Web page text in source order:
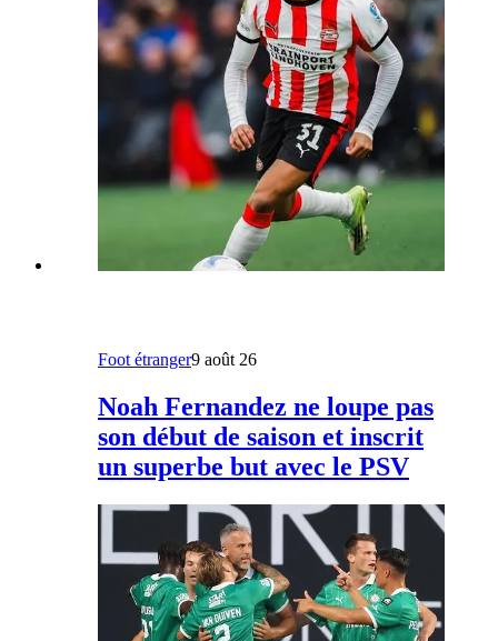
Foot étranger9 août 26
Noah Fernandez ne loupe pas
son début de saison et inscrit
un superbe but avec le PSV